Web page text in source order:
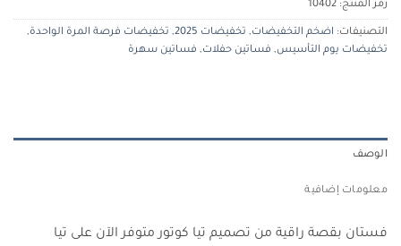
رمز المنتج: 10402
التصنيفات: اضخم التخفيضات, تخفيضات 2025 , تخفيضات فرصة المرة الواحدة,
تخفيضات يوم التأسيس, فساتين حفلات, فساتين سهرة
الوصف
معلومات إضافية
فستان بقصة راقية من تصميم تيا كوتور متوفر الآن على تيا